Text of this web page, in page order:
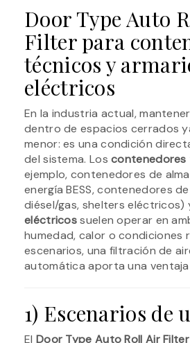
Door Type Auto
Filter para
técnicos y
eléctricos
En la industria actual,
dentro de espacios cerrados
menor: es una condición
del sistema. Loscontenedores
ejemplo, contenedores de
energía BESS, contenedores
diésel/gas, shelters eléctricos)
eléctricossuelen operar en
humedad, calor o condiciones
escenarios, una filtración de
automática aporta una ventaja
1) Escenarios de
El Door Type Auto Roll Air Filter